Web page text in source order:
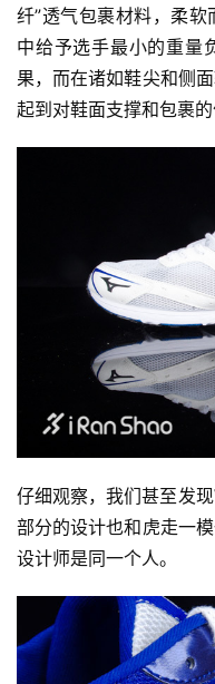
纤”透气包裹材料，柔
中给予选手最小的重量
果，而在诸如鞋尖和侧
起到对鞋面支撑和包裹的
仔细观察，我们甚至发
部分的设计也和虎走一
设计师是同一个人。